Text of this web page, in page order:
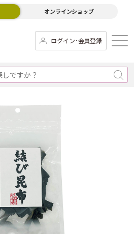
オンラインショップ
ログイン･会員登録